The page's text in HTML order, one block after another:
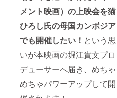
メント映画）の上映会を猫
ひろし氏の母国カンボジア
でも開催したい！ という思
いが本映画の堀江貴文プロ
デューサーへ届き、めちゃ
めちゃパワーアップして開